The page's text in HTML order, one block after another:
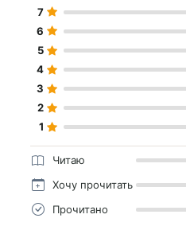
7
6
5
4
3
2
1
Читаю
Хочу прочитать
Прочитано